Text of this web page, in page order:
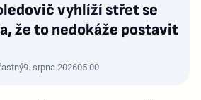
vyhlíží střet se
že to nedokáže postavit
9. srpna 202605:00